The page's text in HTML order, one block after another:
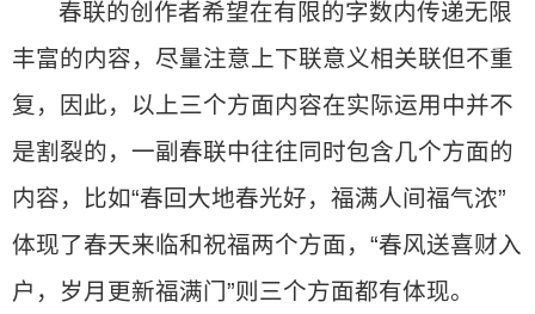
春联的创作者希望在有限的字数内传递无限
丰富的内容，尽量注意上下联意义相关联但不重
复，因此，以上三个方面内容在实际运用中并不
是割裂的，一副春联中往往同时包含几个方面的
内容，比如“春回大地春光好，福满人间福气浓”
体现了春天来临和祝福两个方面，“春风送喜财入
户，岁月更新福满门”则三个方面都有体现。